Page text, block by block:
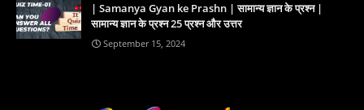
| Samanya Gyan ke Prashn | सामान्य ज्ञान के प्रश्न |
सामान्य ज्ञान के प्रश्न 25 प्रश्न और उत्तर
September 15, 2024